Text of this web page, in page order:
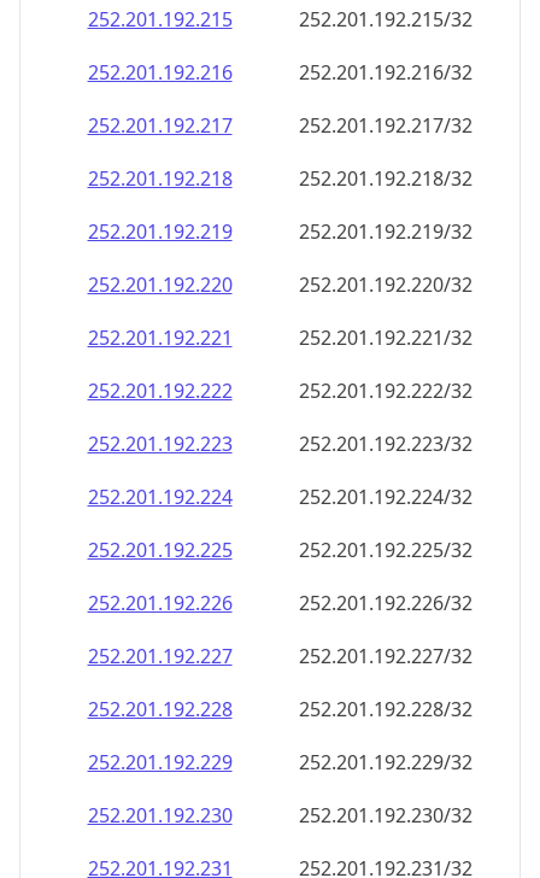
252.201.192.215
252.201.192.215/32
252.201.192.216
252.201.192.216/32
252.201.192.217
252.201.192.217/32
252.201.192.218
252.201.192.218/32
252.201.192.219
252.201.192.219/32
252.201.192.220
252.201.192.220/32
252.201.192.221
252.201.192.221/32
252.201.192.222
252.201.192.222/32
252.201.192.223
252.201.192.223/32
252.201.192.224
252.201.192.224/32
252.201.192.225
252.201.192.225/32
252.201.192.226
252.201.192.226/32
252.201.192.227
252.201.192.227/32
252.201.192.228
252.201.192.228/32
252.201.192.229
252.201.192.229/32
252.201.192.230
252.201.192.230/32
252.201.192.231
252.201.192.231/32